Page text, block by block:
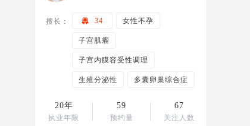
擅长： 34 女性不孕
子宫肌瘤
子宫内膜容受性调理
生殖分泌性 多囊卵巢综合症
20年
执业年限
59
预约量
67
关注人数